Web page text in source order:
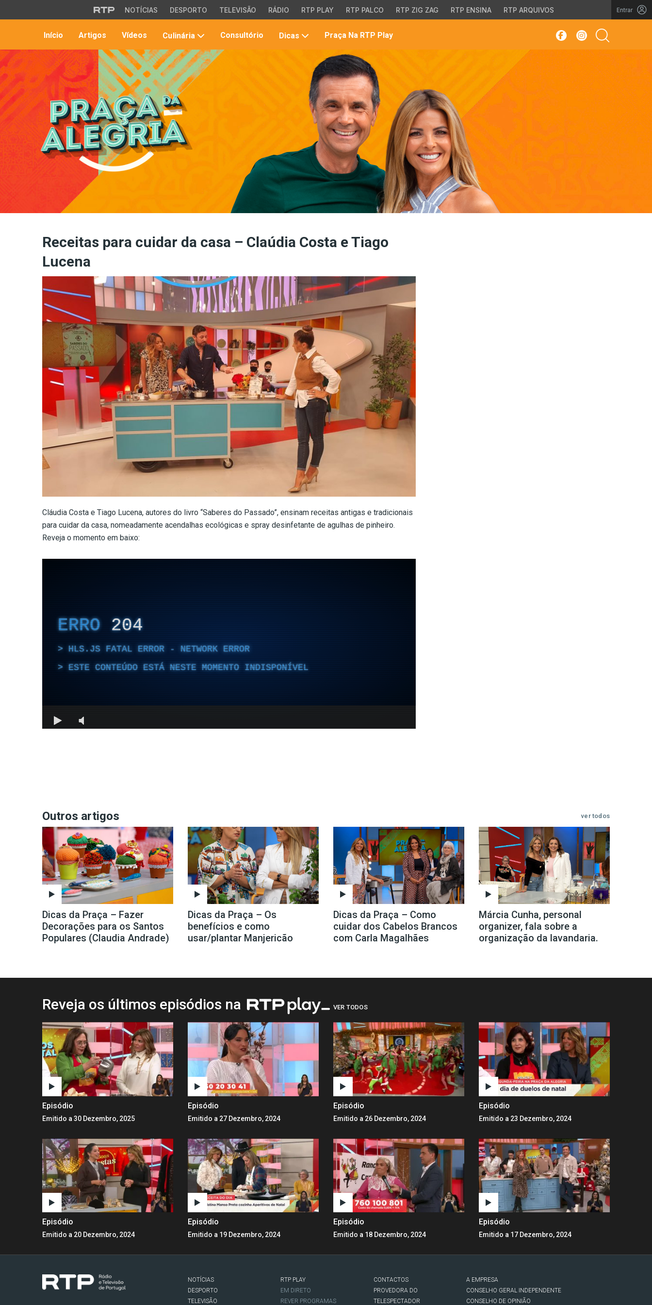
Saltar para o conteúdo principal
NOTÍCIAS DESPORTO TELEVISÃO RÁDIO RTP PLAY RTP PALCO RTP ZIG ZAG RTP ENSINA RTP ARQUIVOS Entrar
Início Artigos Vídeos Culinária Consultório Dicas Praça Na RTP Play
site
Receitas para cuidar da casa – Claúdia Costa e Tiago
Lucena
Cláudia Costa e Tiago Lucena, autores do livro “Saberes do Passado”, ensinam receitas antigas e tradicionais
para cuidar da casa, nomeadamente acendalhas ecológicas e spray desinfetante de agulhas de pinheiro.
Reveja o momento em baixo:
Outros artigos ver todos
Dicas da Praça – Fazer
Decorações para os Santos
Populares (Claudia Andrade)
Dicas da Praça – Os
benefícios e como
usar/plantar Manjericão
Dicas da Praça – Como
cuidar dos Cabelos Brancos
com Carla Magalhães
Márcia Cunha, personal
organizer, fala sobre a
organização da lavandaria.
Reveja os últimos episódios na VER TODOS
Episódio
Emitido a 30 Dezembro, 2025
Episódio
Emitido a 27 Dezembro, 2024
Episódio
Emitido a 26 Dezembro, 2024
Episódio
Emitido a 23 Dezembro, 2024
Episódio
Emitido a 20 Dezembro, 2024
Episódio
Emitido a 19 Dezembro, 2024
Episódio
Emitido a 18 Dezembro, 2024
Episódio
Emitido a 17 Dezembro, 2024
NOTÍCIAS
DESPORTO
TELEVISÃO
RTP PLAY
EM DIRETO
REVER PROGRAMAS
CONTACTOS
PROVEDORA DO
TELESPECTADOR
A EMPRESA
CONSELHO GERAL INDEPENDENTE
CONSELHO DE OPINIÃO